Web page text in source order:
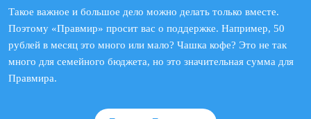
Такое важное и большое дело можно делать только вместе.
Поэтому «Правмир» просит вас о поддержке. Например, 50
рублей в месяц это много или мало? Чашка кофе? Это не так
много для семейного бюджета, но это значительная сумма для
Правмира.